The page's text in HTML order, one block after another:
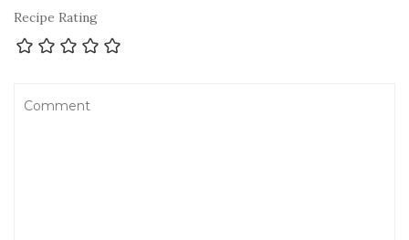
Recipe Rating